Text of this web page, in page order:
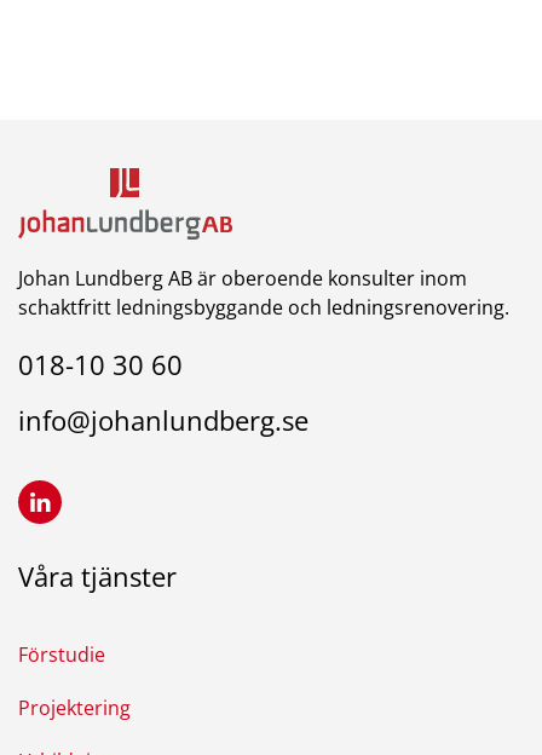
Johan Lundberg AB är oberoende konsulter inom
schaktfritt ledningsbyggande och ledningsrenovering.
018-10 30 60
info@johanlundberg.se
Våra tjänster
Förstudie
Projektering